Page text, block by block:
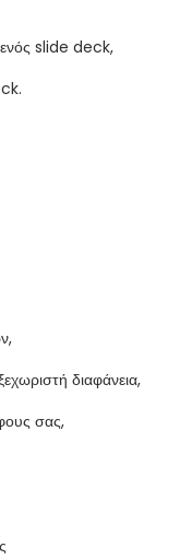
ενός slide deck,
διαφάνεια,
σας,